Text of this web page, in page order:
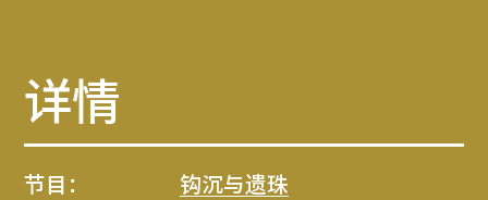
详情
节目： 钩沉与遗珠